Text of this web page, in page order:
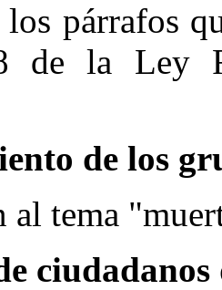
los párrafos
de la Ley
de los
al tema